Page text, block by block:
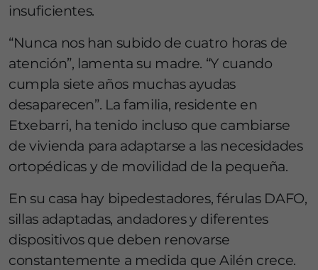
insuficientes.
“Nunca nos han subido de cuatro horas de
atención”, lamenta su madre. “Y cuando
cumpla siete años muchas ayudas
desaparecen”. La familia, residente en
Etxebarri, ha tenido incluso que cambiarse
de vivienda para adaptarse a las necesidades
ortopédicas y de movilidad de la pequeña.
En su casa hay bipedestadores, férulas DAFO,
sillas adaptadas, andadores y diferentes
dispositivos que deben renovarse
constantemente a medida que Ailén crece.